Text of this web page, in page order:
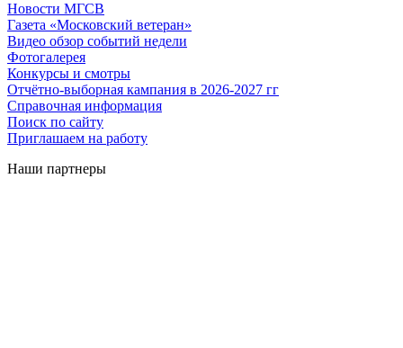
Новости МГСВ
Газета «Московский ветеран»
Видео обзор событий недели
Фотогалерея
Конкурсы и смотры
Отчётно-выборная кампания в 2026-2027 гг
Справочная информация
Поиск по сайту
Приглашаем на работу
Наши партнеры